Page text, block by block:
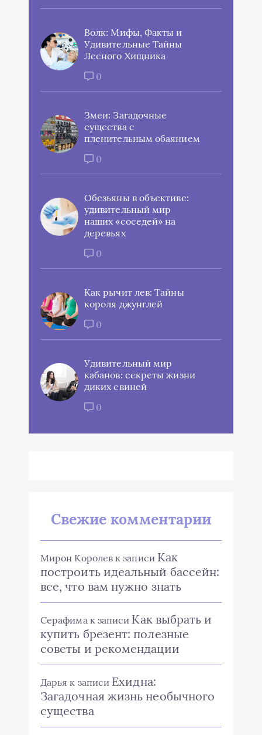
Волк: Мифы, Факты и
Удивительные Тайны
Лесного Хищника
0
Змеи: Загадочные
существа с
пленительным обаянием
0
Обезьяны в объективе:
удивительный мир
наших «соседей» на
деревьях
0
Как рычит лев: Тайны
короля джунглей
0
Удивительный мир
кабанов: секреты жизни
диких свиней
0
Свежие комментарии
Мирон Королев к записи Как
построить идеальный бассейн:
все, что вам нужно знать
Серафимак записи Как выбрать и
купить брезент: полезные
советы и рекомендации
Дарья к записи Ехидна:
Загадочная жизнь необычного
существа